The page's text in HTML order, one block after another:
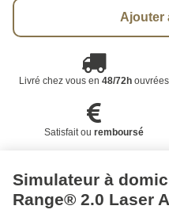
Ajouter
Livré chez vous en 48/72houvrées
Satisfait ou remboursé
Simulateur à
Range® 2.0 Laser